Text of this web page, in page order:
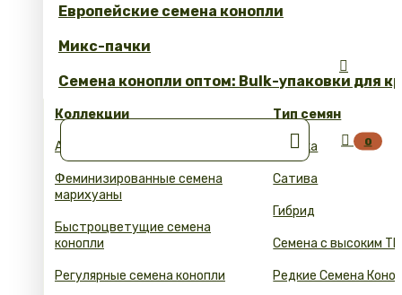
Европейские семена конопли
Микс-пачки
Семена конопли оптом: Bulk-упаковки для
Коллекции
Автоцветущие семена конопли
Феминизированные семена
марихуаны
Быстроцветущие семена
конопли
Регулярные семена конопли
Тип семян
Индика
Сатива
Гибрид
Семена с высоким
Редкие Семена


 0